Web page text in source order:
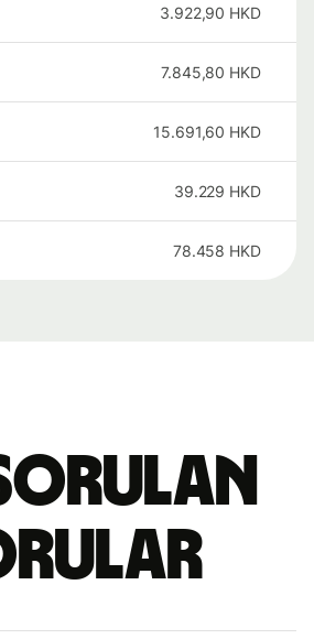
3.922,90 HKD
7.845,80 HKD
15.691,60 HKD
39.229 HKD
78.458 HKD
sorulan